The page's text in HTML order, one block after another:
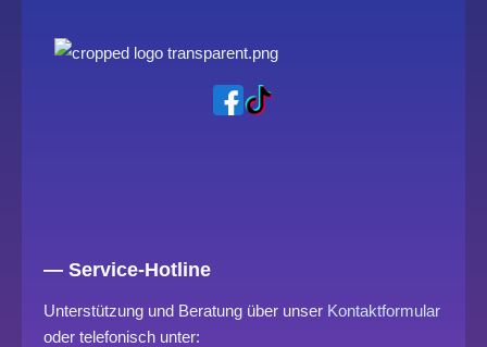
— Service-Hotline
Unterstützung und Beratung über unser Kontaktformular
oder telefonisch unter: